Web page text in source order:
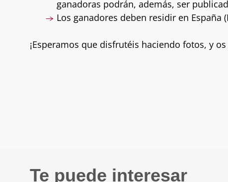
ganadoras podrán, además, ser
Los ganadores deben residir en España
¡Esperamos que disfrutéis haciendo fotos, y
Te puede interesar